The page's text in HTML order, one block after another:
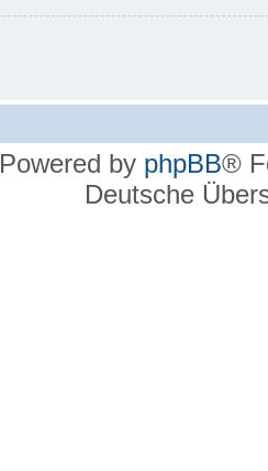
Powered by phpBB®
Deutsche